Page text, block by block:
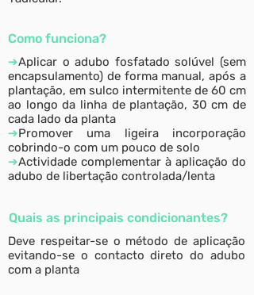
Como funciona?
➔Aplicar o adubo fosfatado solúvel (sem
encapsulamento) de forma manual, após a
plantação, em sulco intermitente de 60 cm
ao longo da linha de plantação, 30 cm de
cada lado da planta
➔Promover uma ligeira incorporação
cobrindo-o com um pouco de solo
➔Actividade complementar à aplicação do
adubo de libertação controlada/lenta
Quais as principais condicionantes?
Deve respeitar-se o método de aplicação
evitando-se o contacto direto do adubo
com a planta